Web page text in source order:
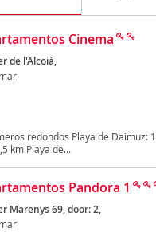
Cinema
de l'Alcoià,
redondos Playa de Daimuz:
km Playa de...
Pandora 1
Marenys 69, door: 2,